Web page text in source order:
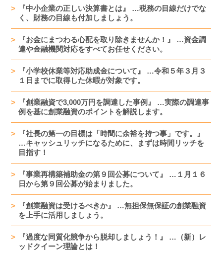
『中小企業の正しい決算書とは』 …税務の目線だけでな
く、財務の目線も付加しましょう。
『お金にまつわる心配を取り除きませんか！』 …資金調
達や金融機関対応をすべてお任せください。
『小学校休業等対応助成金について』 …令和５年３月３
１日までに取得した休暇が対象です。
『創業融資で3,000万円を調達した事例』 …実際の調達事
例を基に創業融資のポイントを解説します。
『社長の第一の目標は「時間に余裕を持つ事」です。』
…キャッシュリッチになるために、まずは時間リッチを
目指す！
『事業再構築補助金の第９回公募について』 …１月１６
日から第９回公募が始まりました。
『創業融資は受けるべきか』 …無担保無保証の創業融資
を上手に活用しましょう。
『過度な同質化競争から脱却しましょう！』 …（新）レ
ッドクイーン理論とは！